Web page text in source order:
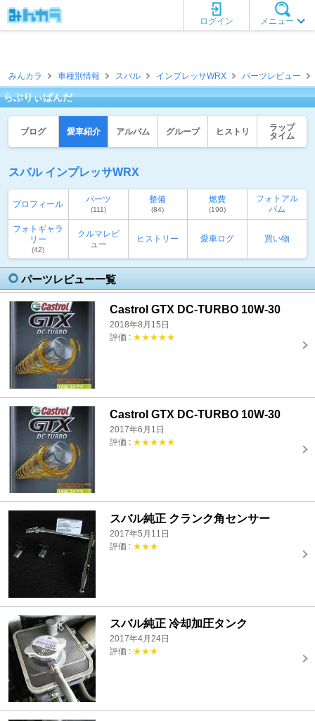
メニュー
ログイン
みんカラ 車種別情報 スバル インプレッサWRX パーツレビュー
らぶりぃぱんだ
ブログ 愛車紹介 アルバム グループ ヒストリ
ラップ
タイム
スバル インプレッサWRX
プロフィール パーツ
(111)
整備
(84)
燃費
(190)
フォトアル
バム
フォトギャラ
リー
(42)
クルマレビ
ュー
ヒストリー 愛車ログ 買い物
パーツレビュー一覧
Castrol GTX DC-TURBO 10W-30
2018年8月15日
評価 : ★★★★★
Castrol GTX DC-TURBO 10W-30
2017年6月1日
評価 : ★★★★★
スバル純正 クランク角センサー
2017年5月11日
評価 : ★★★
スバル純正 冷却加圧タンク
2017年4月24日
評価 : ★★★